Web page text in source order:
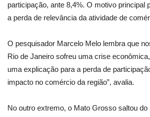
participação, ante 8,4%. O motivo principal
a perda de relevância da atividade de
O pesquisador Marcelo Melo lembra que
Rio de Janeiro sofreu uma crise
uma explicação para a perda de
impacto no comércio da região”, avalia.
No outro extremo, o Mato Grosso saltou do